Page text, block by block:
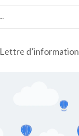
Lettre d’information